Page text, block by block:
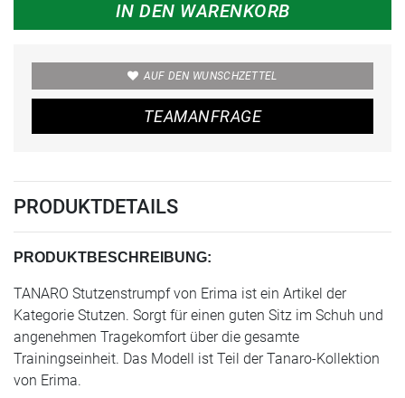
IN DEN WARENKORB
AUF DEN WUNSCHZETTEL
TEAMANFRAGE
PRODUKTDETAILS
PRODUKTBESCHREIBUNG:
TANARO Stutzenstrumpf von Erima ist ein Artikel der
Kategorie Stutzen. Sorgt für einen guten Sitz im Schuh und
angenehmen Tragekomfort über die gesamte
Trainingseinheit. Das Modell ist Teil der Tanaro-Kollektion
von Erima.